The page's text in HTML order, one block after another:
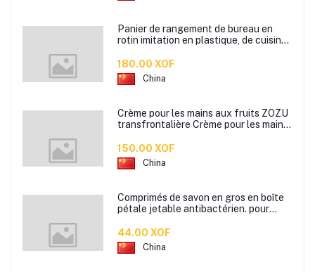
Panier de rangement de bureau en
rotin imitation en plastique, de cuisine
de rangement de salle de bain
180.00 XOF
China
Crème pour les mains aux fruits ZOZU
transfrontalière Crème pour les mains
80g
150.00 XOF
China
Comprimés de savon en gros en boîte
pétale jetable antibactérien. pour
des mini comprimés de lavage des
mains en papier savon
44.00 XOF
China